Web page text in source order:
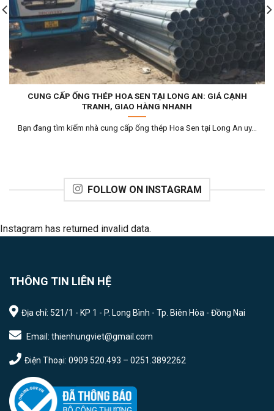
CUNG CẤP ỐNG THÉP HOA SEN TẠI LONG AN: GIÁ CẠNH
TRANH, GIAO HÀNG NHANH
Bạn đang tìm kiếm nhà cung cấp ống thép Hoa Sen tại Long An uy...
FOLLOW ON INSTAGRAM
Instagram has returned invalid data.
THÔNG TIN LIÊN HỆ
Địa chỉ: 521/1 - KP 1 - P. Long Bình - Tp. Biên Hòa - Đồng Nai
Email: thienhungviet@gmail.com
Điện Thoại: 0909.520.493 – 0251.3892262